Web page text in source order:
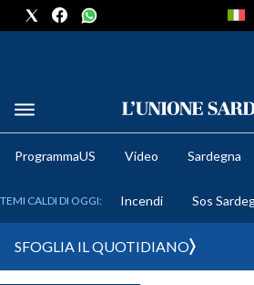
METEO
ProgrammaUS Video Sardegna
TEMI CALDI DI OGGI: Incendi Sos
SFOGLIA IL QUOTIDIANO